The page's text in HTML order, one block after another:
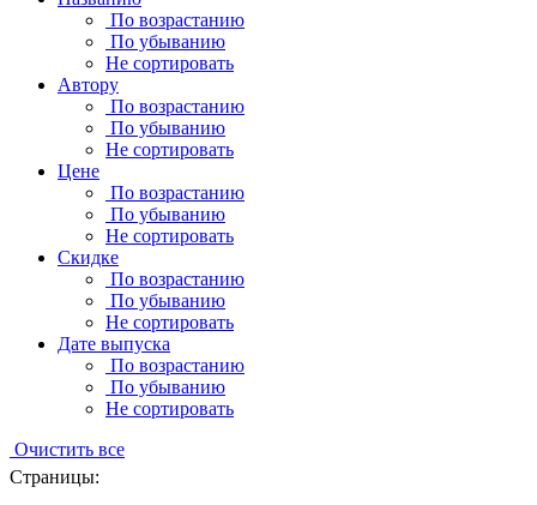
По возрастанию
По убыванию
Не сортировать
Автору
По возрастанию
По убыванию
Не сортировать
Цене
По возрастанию
По убыванию
Не сортировать
Скидке
По возрастанию
По убыванию
Не сортировать
Дате выпуска
По возрастанию
По убыванию
Не сортировать
Очистить все
Страницы: